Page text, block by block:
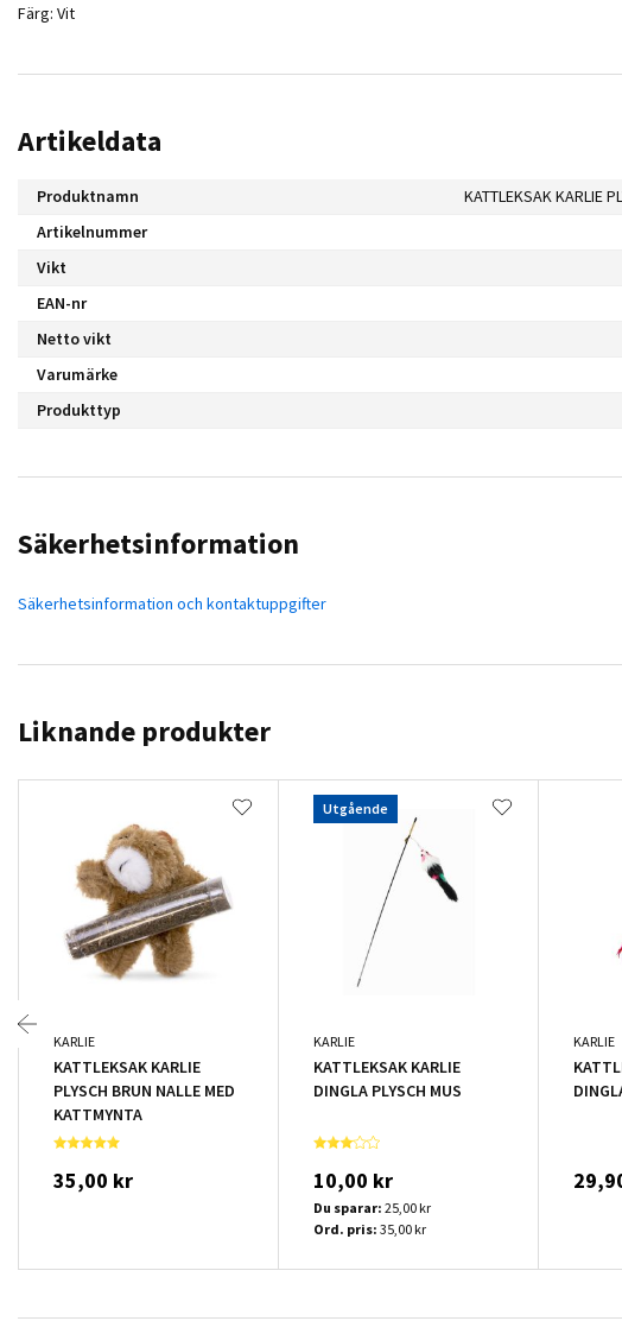
Färg: Vit
Artikeldata
Produktnamn
Artikelnummer
Vikt
EAN-nr
Netto vikt
Varumärke
Produkttyp
Säkerhetsinformation
Säkerhetsinformation och kontaktuppgifter
Liknande produkter
KARLIE
KATTLEKSAK KARLIE
PLYSCH BRUN NALLE MED
KATTMYNTA
35,00 kr
Utgående
KARLIE
KATTLEKSAK KARLIE
DINGLA PLYSCH MUS
10,00 kr
Du sparar: 25,00 kr
Ord. pris: 35,00 kr
KARLIE